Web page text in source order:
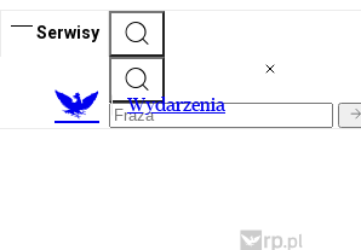
Serwisy
Wydarzenia